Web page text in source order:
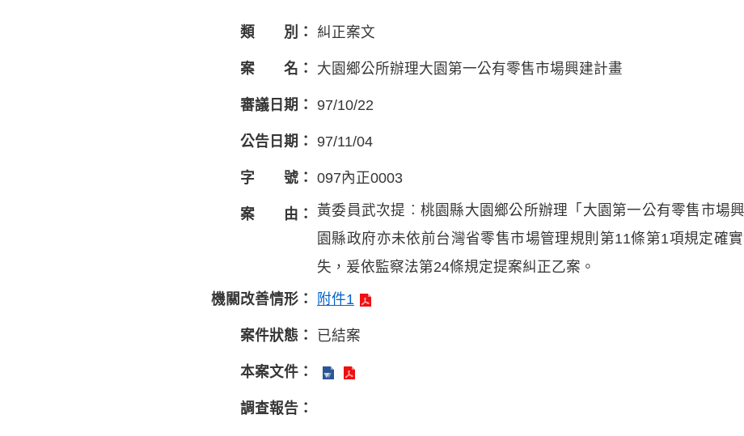
類 別： 糾正案文
案 名： 大園鄉公所辦理大園第一公有零售市場興建計畫
審議日期： 97/10/22
公告日期： 97/11/04
字 號： 097內正0003
案 由：
黃委員武次提︰桃園縣大園鄉公所辦理「大園第一公有零售市場
園縣政府亦未依前台灣省零售市場管理規則第11條第1項規定確
失，爰依監察法第24條規定提案糾正乙案。
機關改善情形：
附件1
案件狀態： 已結案
本案文件：
調查報告：